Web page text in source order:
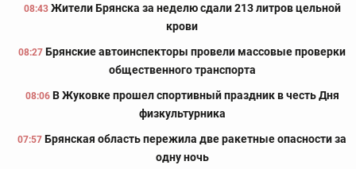
08:43 Жители Брянска за неделю сдали 213 литров цельной
крови
08:27 Брянские автоинспекторы провели массовые проверки
общественного транспорта
08:06 В Жуковке прошел спортивный праздник в честь Дня
физкультурника
07:57 Брянская область пережила две ракетные опасности за
одну ночь